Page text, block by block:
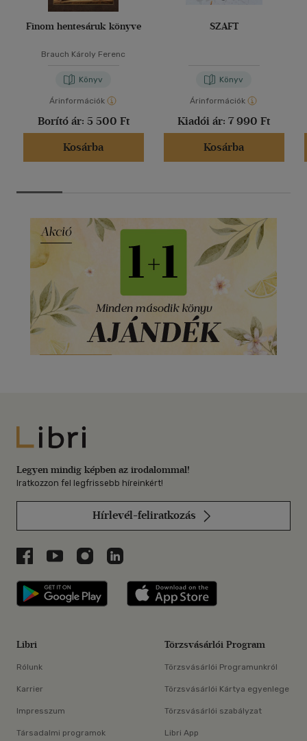
Finom hentesáruk könyve
Brauch Károly Ferenc
Könyv
Árinformációk
Borító ár: 5 500 Ft
Kosárba
SZAFT
Könyv
Árinformációk
Kiadói ár: 7 990 Ft
Kosárba
Libri
Legyen mindig képben az irodalommal!
Iratkozzon fel legfrissebb híreinkért!
Hírlevél-feliratkozás
Libri a Facebookon
Libri a Youtube-on
Libri az Instagramon
Libri a LinkedInen
Libri applikáció Szerezd meg: Google
Libri
Rólunk
Karrier
Impresszum
Társadalmi programok
Törzsvásárlói Program
Törzsvásárlói Programunkról
Törzsvásárlói Kártya egyenlege
Törzsvásárlói szabályzat
Libri App